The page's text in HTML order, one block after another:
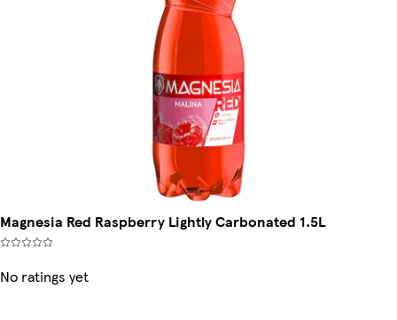
Magnesia Red Raspberry Lightly Carbonated 1.5L
No ratings yet